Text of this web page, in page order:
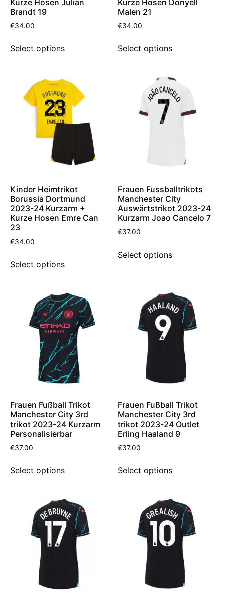
Kurze Hosen Julian
Brandt 19
€34.00
Select options
Kurze Hosen Donyell
Malen 21
€34.00
Select options
Kinder Heimtrikot
Borussia Dortmund
2023-24 Kurzarm +
Kurze Hosen Emre Can
23
€34.00
Select options
Frauen Fussballtrikots
Manchester City
Auswärtstrikot 2023-24
Kurzarm Joao Cancelo 7
€37.00
Select options
Frauen Fußball Trikot
Manchester City 3rd
trikot 2023-24 Kurzarm
Personalisierbar
€37.00
Select options
Frauen Fußball Trikot
Manchester City 3rd
trikot 2023-24 Outlet
Erling Haaland 9
€37.00
Select options